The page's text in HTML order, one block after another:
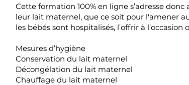
Cette formation 100% en ligne s’adresse
leur lait maternel, que ce soit pour l'amener
les bébés sont hospitalisés, l’offrir à
Mesures d’hygiène
Conservation du lait maternel
Décongélation du lait maternel
Chauffage du lait maternel